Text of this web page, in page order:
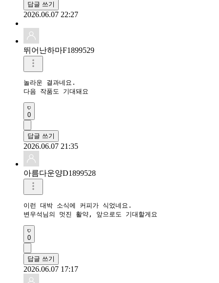
답글 쓰기
2026.06.07 22:27
뛰어난하마F1899529
놀라운 결과네요.
다음 작품도 기대돼요
0
답글 쓰기
2026.06.07 21:35
아름다운양D1899528
이런 대박 소식에 커피가 식었네요.
변우석님의 멋진 활약, 앞으로도 기대할게요
0
답글 쓰기
2026.06.07 17:17